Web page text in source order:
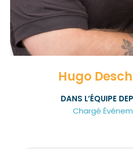
Hugo
DANS L’ÉQUIPE
Chargé